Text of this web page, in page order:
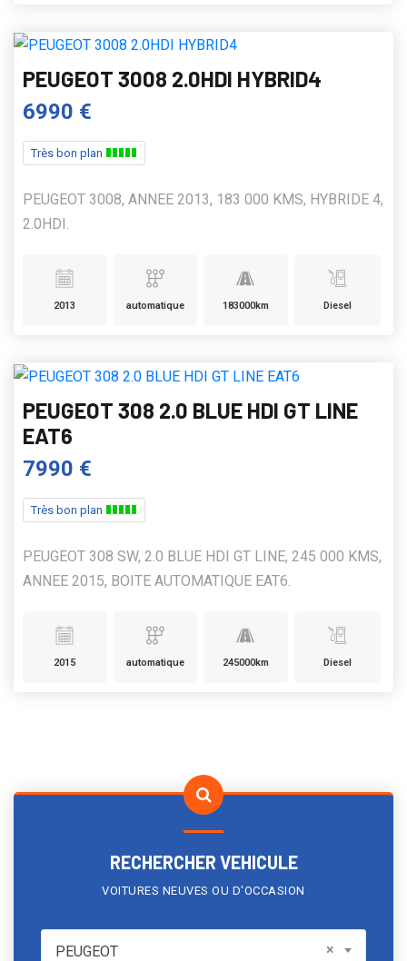
PEUGEOT 3008 2.0HDI HYBRID4
6990 €
Très bon plan
PEUGEOT 3008, ANNEE 2013, 183 000 KMS, HYBRIDE 4,
2.0HDI.
2013 automatique 183000km Diesel
PEUGEOT 308 2.0 BLUE HDI GT LINE
EAT6
7990 €
Très bon plan
PEUGEOT 308 SW, 2.0 BLUE HDI GT LINE, 245 000 KMS,
ANNEE 2015, BOITE AUTOMATIQUE EAT6.
2015 automatique 245000km Diesel
RECHERCHER VEHICULE
VOITURES NEUVES OU D'OCCASION
PEUGEOT ×
PEUGEOT